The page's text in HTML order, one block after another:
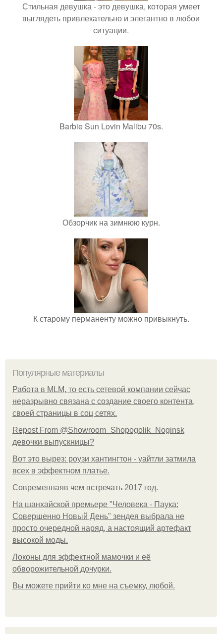
Стильная девушка - это девушка, которая умеет
выглядеть привлекательно и элегантно в любои
ситуации.
Barbie Sun Lovin Malibu 70s.
Обзорчик на зимнюю курн.
К старому перманенту можно привыкнуть.
Популярные материалы
Работа в MLM, то есть сетевой компании сейчас
неразрывно связана с создание своего контента,
своей страницы в соц сетях.
Repost From @Showroom_Shopogolik_Noginsk
девочки выпускницы?
Вот это вырез: роузи хантингтон - уайтли затмила
всех в эффектном платьe.
Современнаяв чем встречать 2017 год.
На шанхайской премьере "Человека - Паука:
Совершенно Новый День" зендея выбрала не
просто очередной наряд, а настоящий артефакт
высокой моды.
Локоны для эффектной мамочки и её
обворожительной дочурки.
Вы можете прийти ко мне на съемку, любой.